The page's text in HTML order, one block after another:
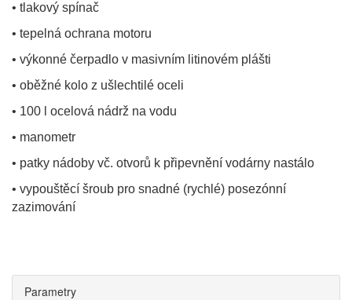
• tlakový spínač
• tepelná ochrana motoru
• výkonné čerpadlo v masivním litinovém plášti
• oběžné kolo z ušlechtilé oceli
• 100 l ocelová nádrž na vodu
• manometr
• patky nádoby vč. otvorů k připevnění vodárny nastálo
• vypouštěcí šroub pro snadné (rychlé) posezónní
zazimování
Parametry